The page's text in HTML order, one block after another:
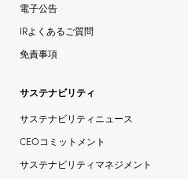
電子公告
IRよくあるご質問
免責事項
サステナビリティ
サステナビリティニュース
CEOコミットメント
サステナビリティマネジメント